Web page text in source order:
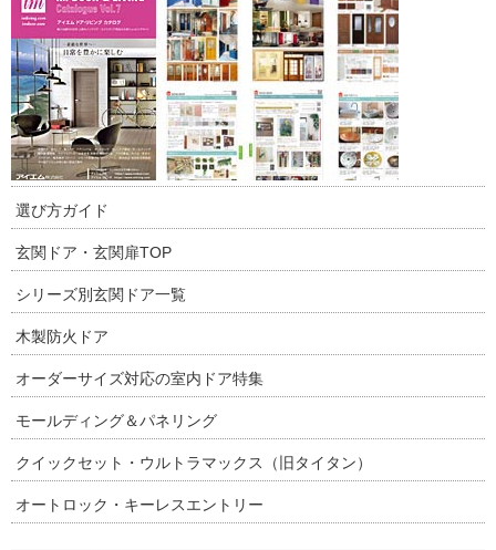
選び方ガイド
玄関ドア・玄関扉TOP
シリーズ別玄関ドア一覧
木製防火ドア
オーダーサイズ対応の室内ドア特集
モールディング＆パネリング
クイックセット・ウルトラマックス（旧タイタン）
オートロック・キーレスエントリー